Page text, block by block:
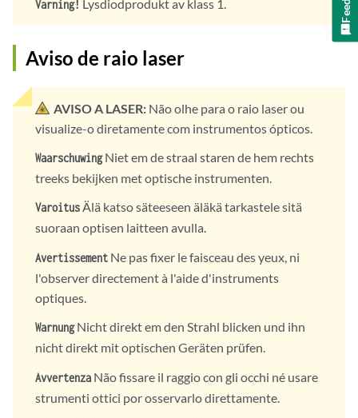
Varning! Lysdiodprodukt av klass 1.
Aviso de raio laser
AVISO A LASER: Não olhe para o raio laser ou
visualize-o diretamente com instrumentos ópticos.
WaarschuwingNiet em de straal staren de hem rechts
treeks bekijken met optische instrumenten.
VaroitusÄlä katso säteeseen äläkä tarkastele sitä
suoraan optisen laitteen avulla.
Avertissement Ne pas fixer le faisceau des yeux, ni
l'observer directement à l'aide d'instruments
optiques.
WarnungNicht direkt em den Strahl blicken und ihn
nicht direkt mit optischen Geräten prüfen.
Avvertenza Não fissare il raggio con gli occhi né usare
strumenti ottici por osservarlo direttamente.